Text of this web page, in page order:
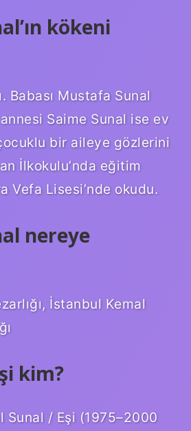
kökeni
Babası Mustafa Sunal
Saime Sunal ise ev
çocuklu bir aileye gözlerini
İlkokulu’nda eğitim
Vefa Lisesi’nde okudu.
nereye
İstanbul Kemal
kim?
Sunal / Eşi (1975–2000